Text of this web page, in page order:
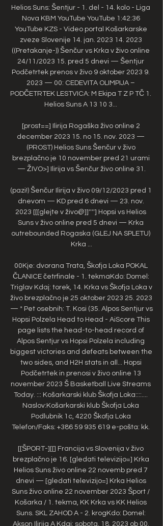
Helios Suns: Šentjur - 1. del - 14. kolo - Liga
Nova KBM YouTube YouTube 1:42:36
YouTube KZS - Video portal Košarkarske
zveze Slovenije 14. jan. 2023 14. 2023
((Pretakanje-)) Šenčur vs Krka v živo online
24/11/2023 15. pred 5 dnevi — Šentjur
Podčetrtek prenos v živo 9 oktober 2023 9.
2023 — 00: CEDEVITA OLIMPIJA –
PODČETRTEK LESTVICA: M Ekipa T Z P TČ 1.
Helios Suns A 13 10 3...
[prost==] Ilirija Rogaška živo online 2
december 2023 15. no 15. nov. 2023 —
(PROST) Helios Suns Šenčur v živo
brezplačno je 10 november pred 21 urami
— ŽIVO>] Ilirija vs Šenčur živo online 31.
(pazi!) Šenčur Ilirija v živo 09/12/2023 pred 1
dnevom — KD pred 6 dnevi — 23. nov.
2023 [[[glejte v živo@]]''''] Hopsi vs Helios
Suns v živo online pred 5 dnevi — Krka
outrebounded Rogaska (GLEJ NA SPLETU)
Krka ...
00Kje: dvorana Trata, Škofja Loka POKAL
ČLANICE četrfinale - 1. tekmaKdo: Domel:
Triglav Kdaj: torek, 14. Krka vs Škofja Loka v
živo brezplačno je 25 oktober 2023 25. 2023
— * Pet osebnih: T. Kosi (35. Alpos Sentjur vs
Hopsi Polzela Head to Head - AiScore This
page lists the head-to-head record of
Alpos Sentjur vs Hopsi Polzela including
biggest victories and defeats between the
two sides, and H2H stats in all... Hopsi
Podčetrtek in prenosi v živo online 13
november 2023 Š Basketball Live Streams
Today. ::: Košarkarski klub Škofja Loka::::....
Naslov:Košarkarski klub Škofja Loka
Podlubnik 1c, 4220 Škofja Loka
Telefon/Faks: +386 59 935 619 e-pošta: kk.
[[ŠPORT-][[] Francija vs Slovenija v živo
brezplačno je 16. [gledati televizijo=] Krka
Helios Suns živo online 22 novemb pred 7
dnevi — [gledati televizijo=] Krka Helios
Suns živo online 22 november 2023 Šport /
Košarka / 1. tekma, KK Krka vs KK Helios
Suns. SKL ZAHOD A - 2. krogKdo: Domel:
Akson Ilirija A Kdaj: sobota, 18. 2023 ob 00.